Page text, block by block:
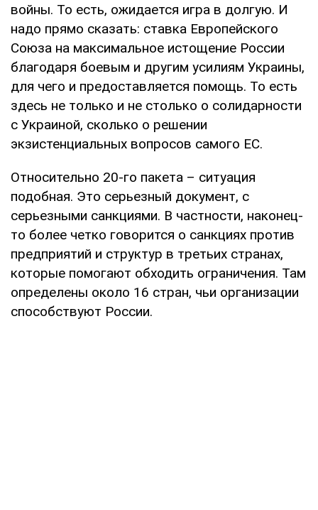
войны. То есть, ожидается игра в долгую. И
надо прямо сказать: ставка Европейского
Союза на максимальное истощение России
благодаря боевым и другим усилиям Украины,
для чего и предоставляется помощь. То есть
здесь не только и не столько о солидарности
с Украиной, сколько о решении
экзистенциальных вопросов самого ЕС.
Относительно 20-го пакета – ситуация
подобная. Это серьезный документ, с
серьезными санкциями. В частности, наконец-
то более четко говорится о санкциях против
предприятий и структур в третьих странах,
которые помогают обходить ограничения. Там
определены около 16 стран, чьи организации
способствуют России.